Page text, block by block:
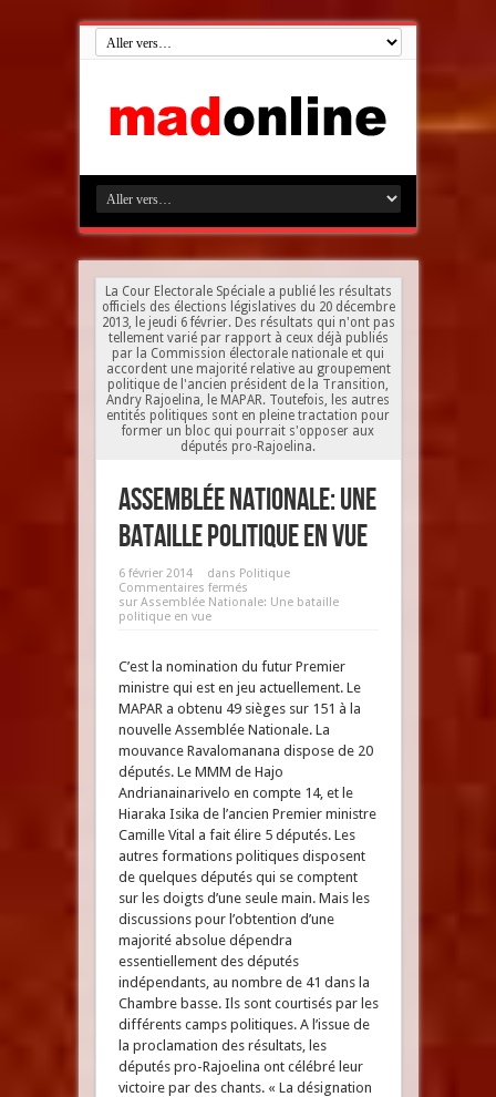
La Cour Electorale Spéciale a publié les résultats
officiels des élections législatives du 20 décembre
2013, le jeudi 6 février. Des résultats qui n'ont pas
tellement varié par rapport à ceux déjà publiés
par la Commission électorale nationale et qui
accordent une majorité relative au groupement
politique de l'ancien président de la Transition,
Andry Rajoelina, le MAPAR. Toutefois, les autres
entités politiques sont en pleine tractation pour
former un bloc qui pourrait s'opposer aux
députés pro-Rajoelina.
Assemblée Nationale: Une
bataille politique en vue
6 février 2014 dans Politique
Commentaires fermés
sur Assemblée Nationale: Une bataille
politique en vue
C’est la nomination du futur Premier
ministre qui est en jeu actuellement. Le
MAPAR a obtenu 49 sièges sur 151 à la
nouvelle Assemblée Nationale. La
mouvance Ravalomanana dispose de 20
députés. Le MMM de Hajo
Andrianainarivelo en compte 14, et le
Hiaraka Isika de l’ancien Premier ministre
Camille Vital a fait élire 5 députés. Les
autres formations politiques disposent
de quelques députés qui se comptent
sur les doigts d’une seule main. Mais les
discussions pour l’obtention d’une
majorité absolue dépendra
essentiellement des députés
indépendants, au nombre de 41 dans la
Chambre basse. Ils sont courtisés par les
différents camps politiques. A l’issue de
la proclamation des résultats, les
députés pro-Rajoelina ont célébré leur
victoire par des chants. « La désignation